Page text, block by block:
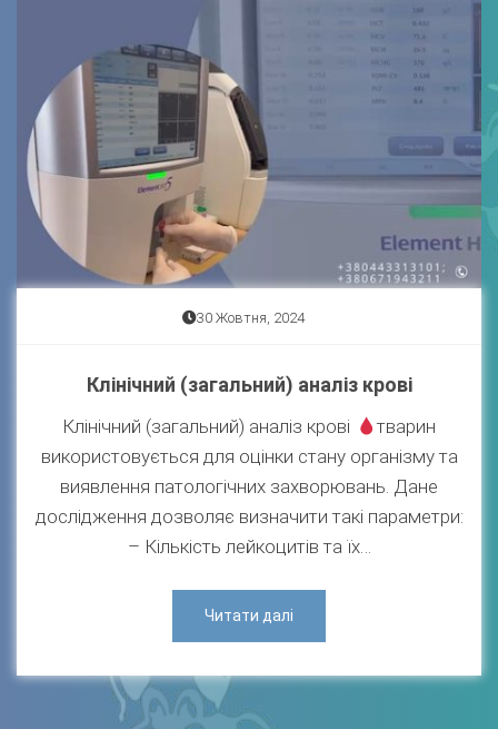
30 Жовтня, 2024
Клінічний (загальний) аналіз крові
Клінічний (загальний) аналіз крові
тварин
використовується для оцінки стану організму та
виявлення патологічних захворювань. Дане
дослідження дозволяє визначити такі параметри:
– Кількість лейкоцитів та їх…
Читати далі